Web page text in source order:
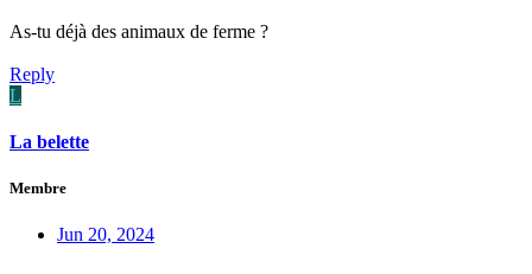
As-tu déjà des animaux de ferme ?
Reply
L
La belette
Membre
Jun 20, 2024